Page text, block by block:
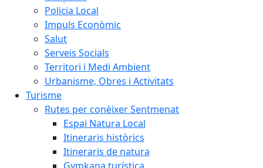
Policia Local
Impuls Econòmic
Salut
Serveis Socials
Territori i Medi Ambient
Urbanisme, Obres i Activitats
Turisme
Rutes per conèixer Sentmenat
Espai Natura Local
Itineraris històrics
Itineraris de natura